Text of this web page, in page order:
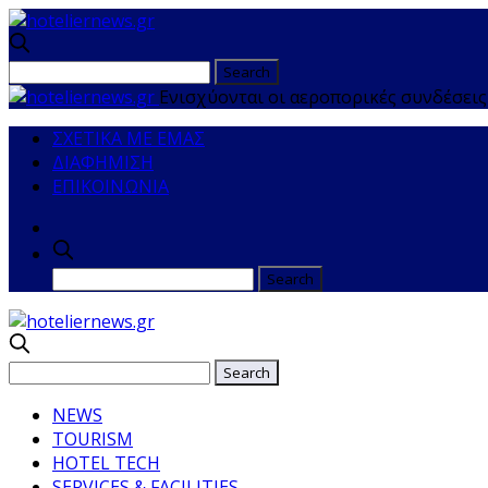
Ενισχύονται οι αεροπορικές
ΣΧΕΤΙΚΑ ΜΕ ΕΜΑΣ
ΔΙΑΦΗΜΙΣΗ
ΕΠΙΚΟΙΝΩΝΙΑ
NEWS
TOURISM
HOTEL TECH